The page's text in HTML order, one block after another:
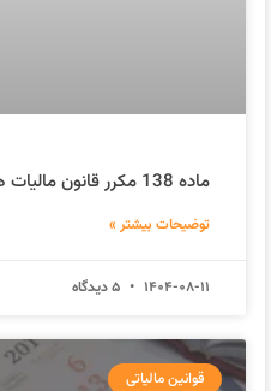
ماده 138 مکرر قانون مالیات های مستقیم
توضیحات بیشتر »
1404-08-11
قوانین مالیاتی